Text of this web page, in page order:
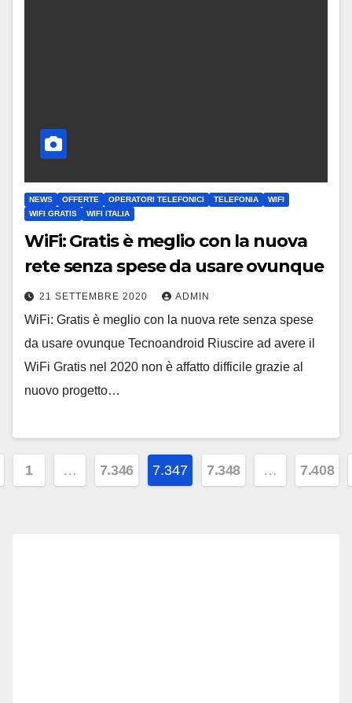
NEWS OFFERTE OPERATORI TELEFONICI TELEFONIA
WIFI
WIFI GRATIS
WIFI ITALIA
WiFi: Gratis è meglio con la nuova
rete senza spese da usare ovunque
21 SETTEMBRE 2020 ADMIN
WiFi: Gratis è meglio con la nuova rete senza spese
da usare ovunque Tecnoandroid Riuscire ad avere il
WiFi Gratis nel 2020 non è affatto difficile grazie al
nuovo progetto…
1 … 7.346 7.347 7.348 … 7.408